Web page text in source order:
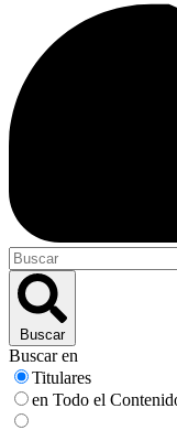
Buscar
Buscar en
Titulares
en Todo el